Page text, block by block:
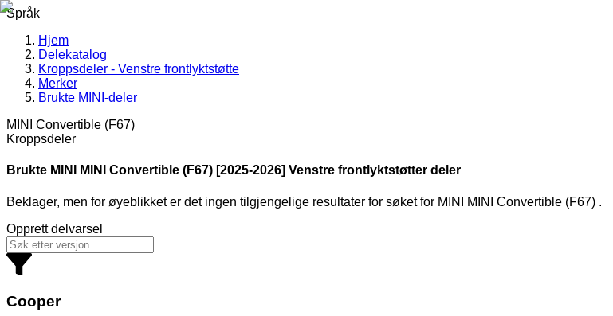
Språk
Hjem
Delekatalog
Kroppsdeler - Venstre frontlyktstøtte
Merker
Brukte MINI-deler
MINI Convertible (F67)
Kroppsdeler
Brukte MINI MINI Convertible (F67) [2025-2026] Venstre frontlyktstøtter deler
Beklager, men for øyeblikket er det ingen tilgjengelige resultater for søketfor MINI MINI Convertible (F67) .
Opprett delvarsel
Cooper